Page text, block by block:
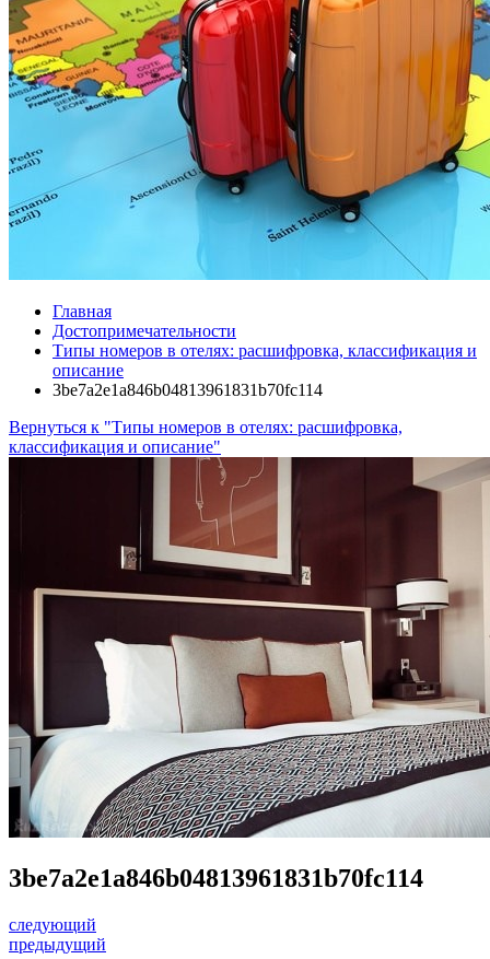
Главная
Достопримечательности
Типы номеров в отелях: расшифровка, классификация и
описание
3be7a2e1a846b04813961831b70fc114
Вернуться к "Типы номеров в отелях: расшифровка,
классификация и описание"
3be7a2e1a846b04813961831b70fc114
следующий
предыдущий